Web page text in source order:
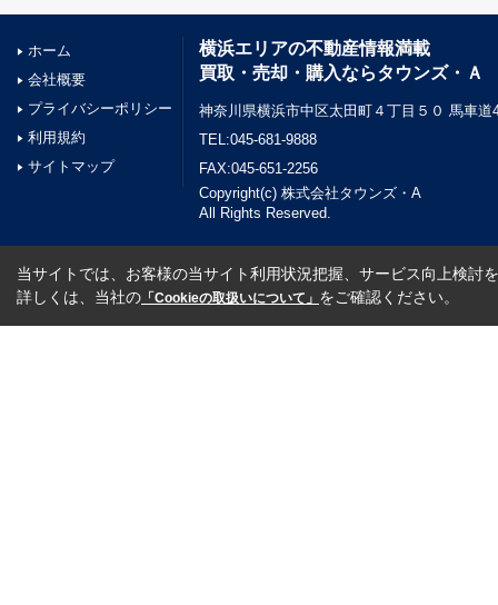
ホーム
会社概要
プライバシーポリシー
利用規約
サイトマップ
横浜エリアの不動産情報満載
買取・売却・購入ならタウンズ・Ａ
神奈川県横浜市中区太田町４丁目５０ 馬車道
TEL:045-681-9888
FAX:045-651-2256
Copyright(c) 株式会社タウンズ・A
All Rights Reserved.
当サイトでは、お客様の当サイト利用状況把握、サービス向上検討
詳しくは、当社の 「Cookieの取扱いについて」 をご確認ください。